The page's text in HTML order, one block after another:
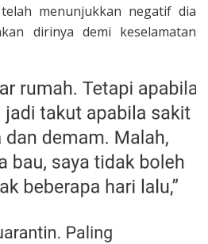
menunjukkan negatif dia
dirinya demi keselamatan